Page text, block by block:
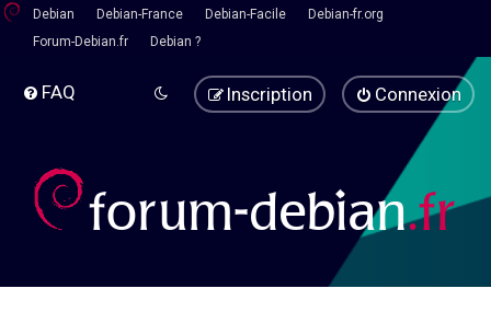
Debian Debian-France Debian-Facile
Debian-fr.org
Forum-Debian.fr
Debian ?
FAQ Connexion
Inscription